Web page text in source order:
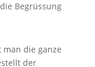
Begrüssung
man die ganze
der